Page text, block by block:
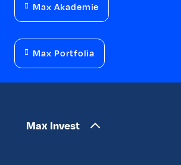
Max Akademie
Max Portfolia
Max Invest